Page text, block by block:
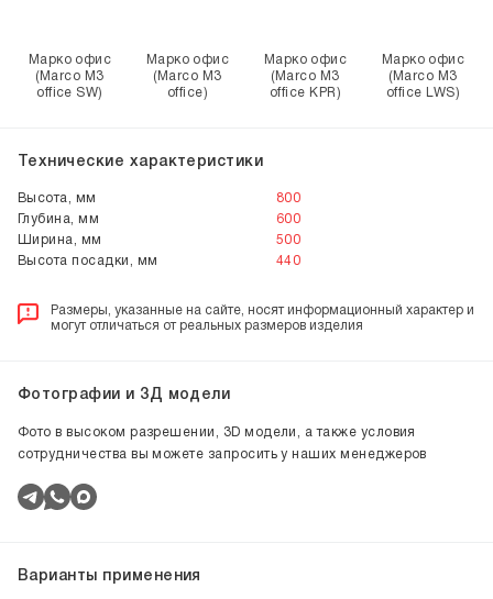
Марко офис
(Marco M3
office SW)
Марко офис
(Marco M3
office)
Марко офис
(Marco M3
office KPR)
Марко офис
(Marco M3
office LWS)
Технические характеристики
Высота, мм
800
Глубина, мм
600
Ширина, мм
500
Высота посадки, мм
440
Размеры, указанные на сайте, носят информационный характер и
могут отличаться от реальных размеров изделия
Фотографии и 3Д модели
Фото в высоком разрешении, 3D модели, а также условия
сотрудничества вы можете запросить у наших менеджеров
Варианты применения